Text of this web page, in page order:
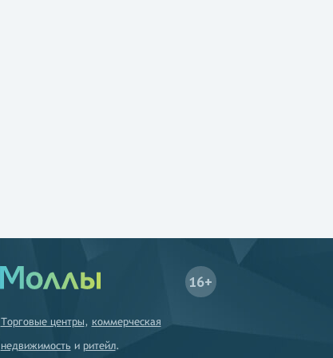
16+
Торговые центры, коммерческая
недвижимость и ритейл.